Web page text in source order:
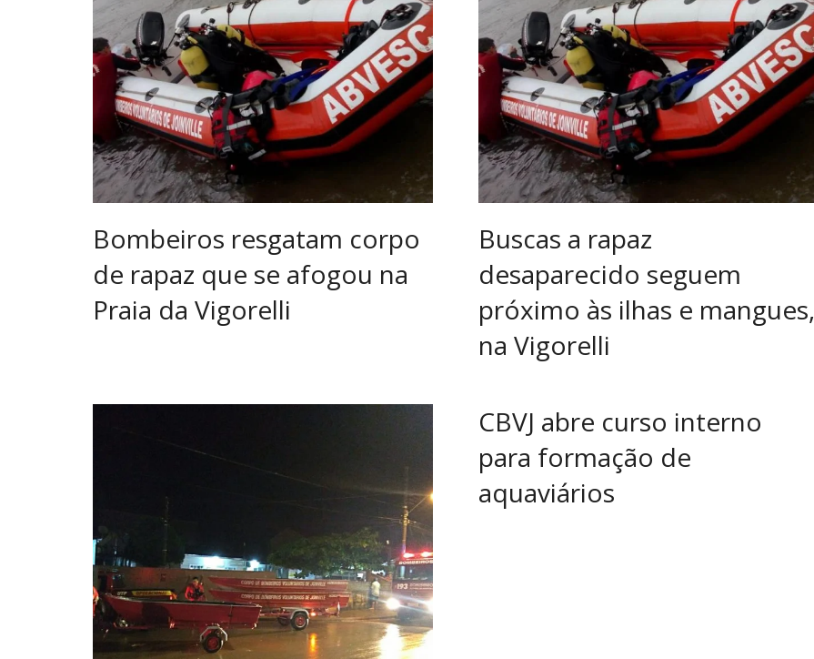
Bombeiros resgatam corpo
de rapaz que se afogou na
Praia da Vigorelli
Buscas a rapaz
desaparecido seguem
próximo às ilhas e mangues,
na Vigorelli
CBVJ abre curso interno
para formação de
aquaviários